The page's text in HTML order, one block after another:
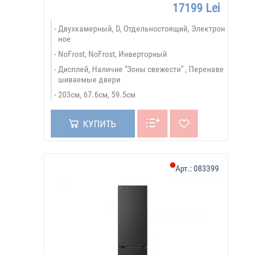
17199 Lei
Двухкамерный, D, Отдельностоящий, Электрон
ное
NoFrost, NoFrost, Инверторный
Дисплей, Наличие "Зоны свежести" , Перенаве
шиваемые двери
203см, 67.6см, 59.5см
КУПИТЬ
Арт.:083399